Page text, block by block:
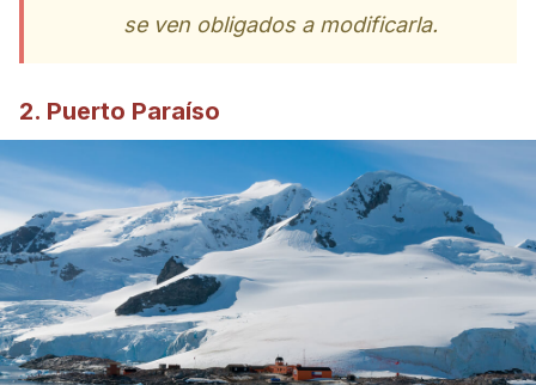
se ven obligados a modificarla.
2. Puerto Paraíso